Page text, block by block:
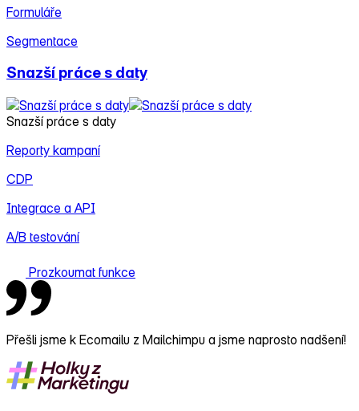
Formuláře
Segmentace
Snazší práce s daty
Snazší práce s daty
Reporty kampaní
CDP
Integrace a API
A/B testování
Prozkoumat funkce
Přešli jsme k Ecomailu z Mailchimpu a jsme naprosto nadšení!